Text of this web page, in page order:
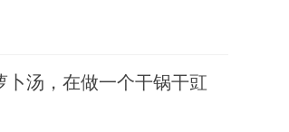
卜汤，在做一个干锅干豇